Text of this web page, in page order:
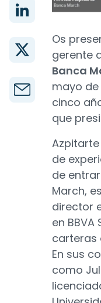
Os
gerente
Banca
mayo de
cinco
que
de
de
March,
director
en
carteras
En sus
como